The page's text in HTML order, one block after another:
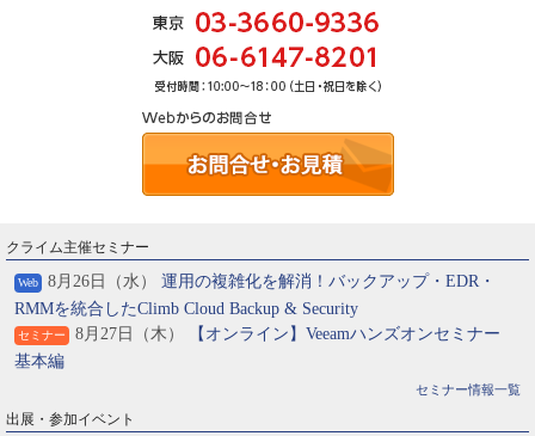
クライム主催セミナー
Web 8月26日（水） 運用の複雑化を解消！バックアップ・EDR・
RMMを統合したClimb Cloud Backup & Security
セミナー 8月27日（木）
【オンライン】Veeamハンズオンセミナー
基本編
セミナー情報一覧
出展・参加イベント